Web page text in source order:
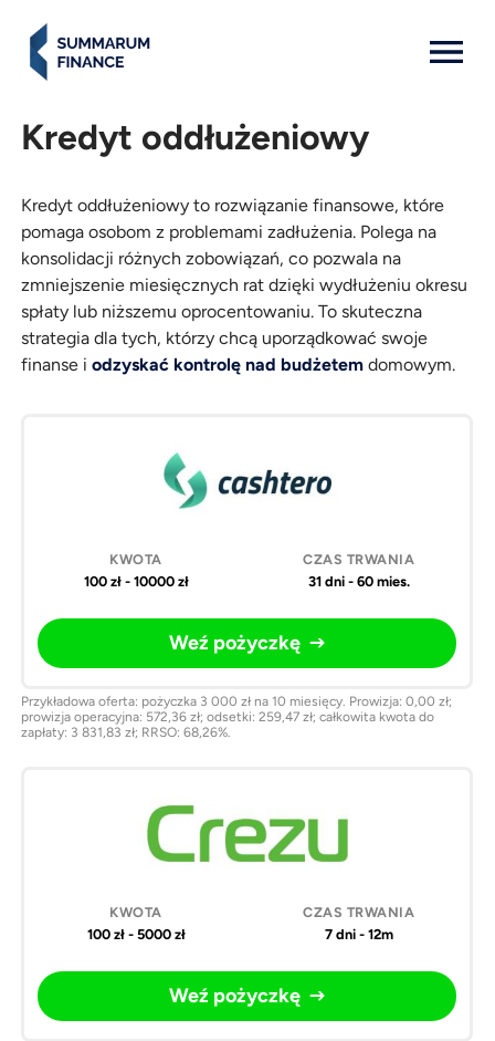
Kredyt oddłużeniowy
Kredyt oddłużeniowy to rozwiązanie finansowe, które
pomaga osobom z problemami zadłużenia. Polega na
konsolidacji różnych zobowiązań, co pozwala na
zmniejszenie miesięcznych rat dzięki wydłużeniu okresu
spłaty lub niższemu oprocentowaniu. To skuteczna
strategia dla tych, którzy chcą uporządkować swoje
finanse iodzyskać kontrolę nad budżetem domowym.
100 zł - 10000 zł 31 dni - 60 mies.
Weź pożyczkę
Przykładowa oferta: pożyczka 3 000 zł na 10 miesięcy. Prowizja: 0,00 zł;
prowizja operacyjna: 572,36 zł; odsetki: 259,47 zł; całkowita kwota do
zapłaty: 3 831,83 zł; RRSO: 68,26%.
100 zł - 5000 zł 7 dni - 12m
Weź pożyczkę